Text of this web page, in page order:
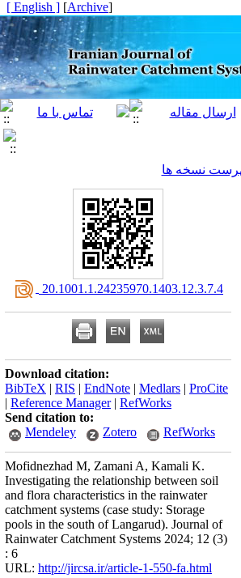
[
Archive
]
[ English ]
نسخه ها
‎ 20.1001.1.24235970.1403.12.3.7.4
Download citation:
BibTeX | RIS | EndNote | Medlars | ProCite
| Reference Manager| RefWorks
Send citation to:
Mendeley
Zotero RefWorks
Mofidnezhad M, Zamani A, Kamali K.
Investigating the relationship between soil
and flora characteristics in the rainwater
catchment systems (case study: Storage
pools in the south of Langarud). Journal of
Rainwater Catchment Systems 2024; 12 (3)
: 6
URL: http://jircsa.ir/article-1-550-fa.html